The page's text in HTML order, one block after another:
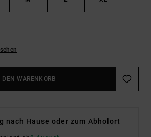
DEN WARENKORB
nach Hause oder zum Abholort